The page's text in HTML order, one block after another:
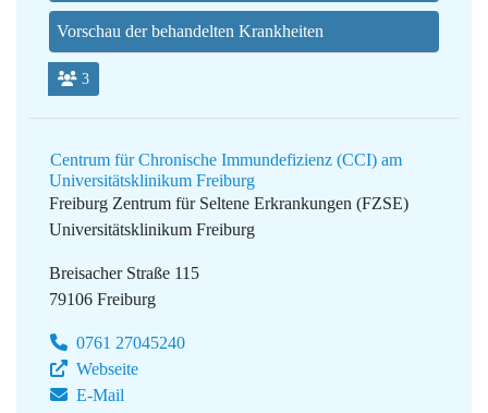
Vorschau der behandelten Krankheiten
3
Centrum für Chronische Immundefizienz (CCI) am
Universitätsklinikum Freiburg
Freiburg Zentrum für Seltene Erkrankungen (FZSE)
Universitätsklinikum Freiburg
Breisacher Straße 115
79106 Freiburg
0761 27045240
Webseite
E-Mail